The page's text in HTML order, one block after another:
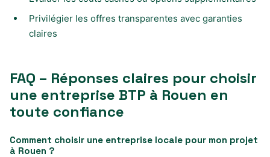
Privilégier les offres transparentes avec garanties
claires
FAQ – Réponses claires pour choisir
une entreprise BTP à Rouen en
toute confiance
Comment choisir une entreprise locale pour mon projet
à Rouen ?